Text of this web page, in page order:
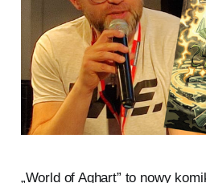
„World of Aghart” to nowy